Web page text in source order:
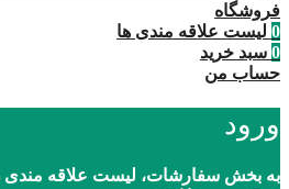
فروشگاه
0 لیست علاقه مندی ها
0 سبد خرید
حساب من
ورود
به بخش سفارشات، لیست علاقه مندی